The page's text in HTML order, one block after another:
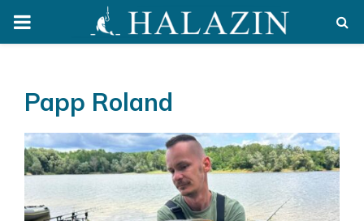
PRIMARY
Papp Roland